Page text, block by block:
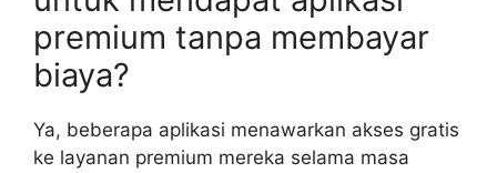
premium tanpa membayar
biaya?
Ya, beberapa aplikasi menawarkan akses gratis
ke layanan premium mereka selama masa